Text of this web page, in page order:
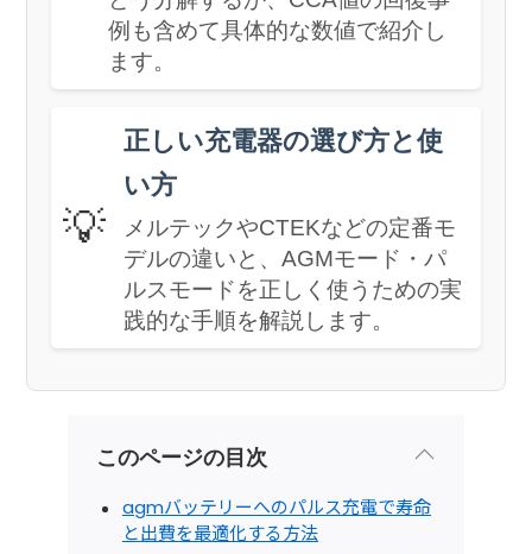
例も含めて具体的な数値で紹介し
ます。
💡
正しい充電器の選び方と使
い方
メルテックやCTEKなどの定番モ
デルの違いと、AGMモード・パ
ルスモードを正しく使うための実
践的な手順を解説します。
このページの目次
agmバッテリーへのパルス充電で寿命
と出費を最適化する方法